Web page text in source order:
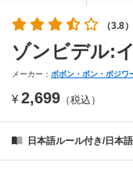
（3.8）
ゾンビデル:
メーカー： ボボン・ボン・ボジワ
¥ 2,699 （税込）
日本語ルール付き/日本